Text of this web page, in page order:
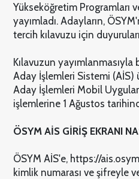
Yükseköğretim Programları
yayımladı. Adayların,
tercih kılavuzu için
Kılavuzun
Aday İşlemleri Sistemi (AİS)
Aday İşlemleri Mobil
işlemlerine 1 Ağustos
ÖSYM AİS GİRİŞ EKRANI
ÖSYM AİS'e, https://
kimlik numarası ve şifreyle